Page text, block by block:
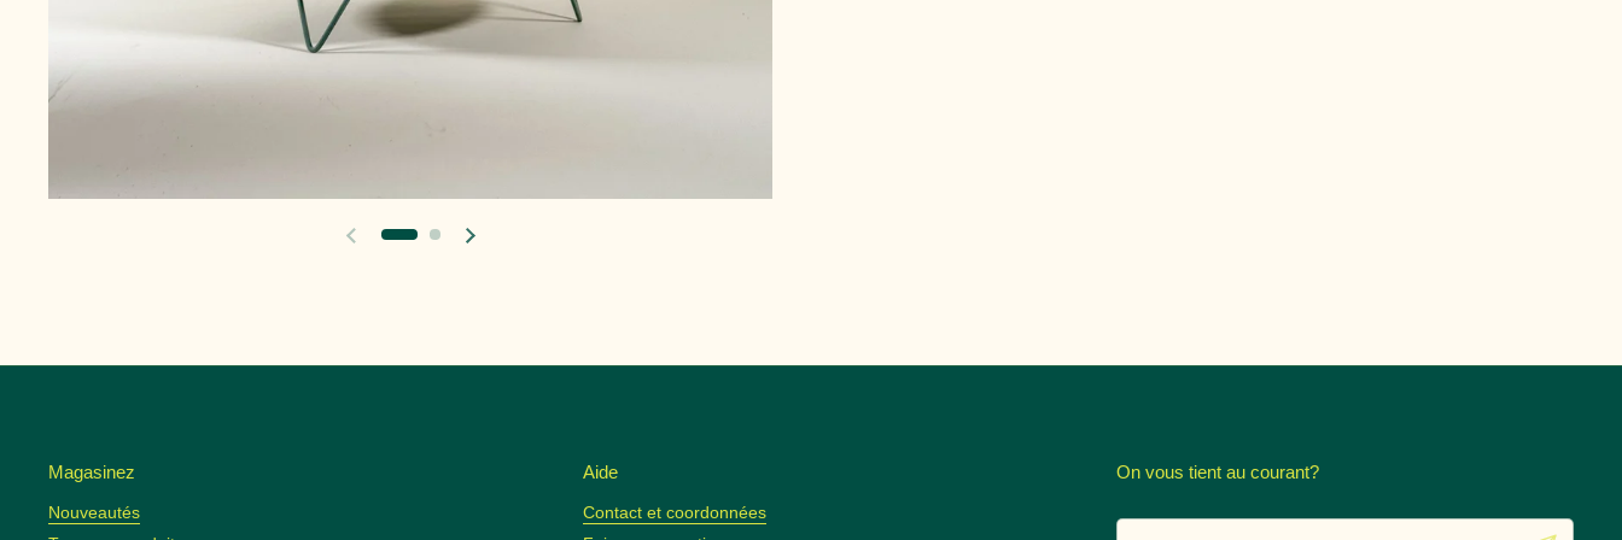
Diapositive précédenteDiapositive suivante
Magasinez
Nouveautés
Aide
Contact et coordonnées
On vous tient au courant?